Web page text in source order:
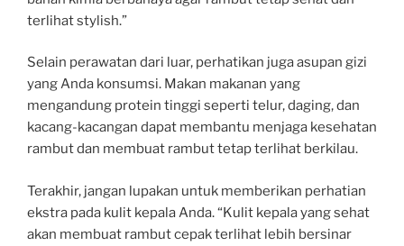
terlihat stylish.”
Selain perawatan dari luar, perhatikan juga asupan gizi
yang Anda konsumsi. Makan makanan yang
mengandung protein tinggi seperti telur, daging, dan
kacang-kacangan dapat membantu menjaga kesehatan
rambut dan membuat rambut tetap terlihat berkilau.
Terakhir, jangan lupakan untuk memberikan perhatian
ekstra pada kulit kepala Anda. “Kulit kepala yang sehat
akan membuat rambut cepak terlihat lebih bersinar